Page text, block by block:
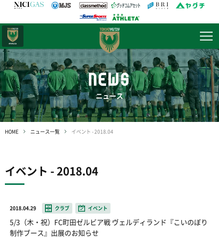
NEWS
ニュース
HOME ニュース一覧 イベント - 2018.04
イベント - 2018.04
2018.04.29 クラブ イベント
5/3（木・祝）FC町田ゼルビア戦 ヴェルディランド『こいのぼり
制作ブース』出展のお知らせ